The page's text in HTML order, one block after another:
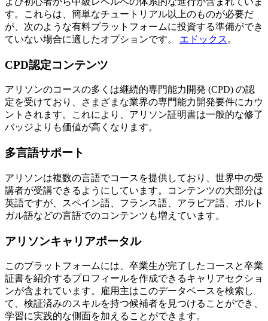
す。これらは、簡単なチュートリアル以上のものが必要だ
が、次のような有料プラットフォームに投資する準備ができ
ていない場合に適したオプションです。 エドックス 。
CPD認定コンテンツ
アリソンのコースの多くは継続的専門能力開発 (CPD) の認
定を受けており、さまざまな業界の専門能力開発要件にカウ
ントされます。これにより、アリソン証明書は一般的な修了
バッジよりも価値が高くなります。
多言語サポート
アリソンは複数の言語でコースを提供しており、世界中の受
講者が受講できるようにしています。コンテンツの大部分は
英語ですが、スペイン語、フランス語、アラビア語、ポルト
ガル語などの言語でのコンテンツも増えています。
アリソンキャリアポータル
このプラットフォームには、卒業生が完了したコースと卒業
証書を紹介するプロフィールを作成できるキャリアセクショ
ンが含まれています。雇用主はこのデータベースを検索し
て、検証済みのスキルを持つ候補者を見つけることができ、
学習に実践的な側面を加えることができます。